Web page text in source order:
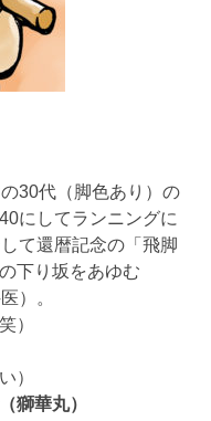
30代（脚色あり）の
にしてランニングに
て還暦記念の「飛脚
下り坂をあゆむ
）。
）
）
華丸）